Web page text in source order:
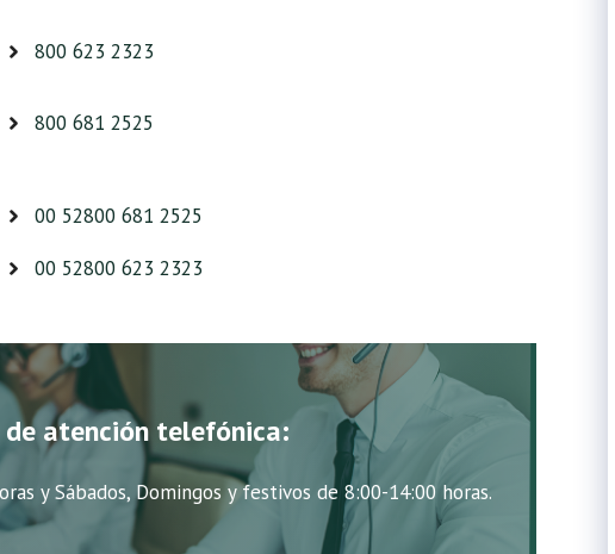
800 623 2323
800 681 2525
00 52800 681 2525
00 52800 623 2323
de atención telefónica:
y Sábados, Domingos y festivos de 8:00-14:00 horas.